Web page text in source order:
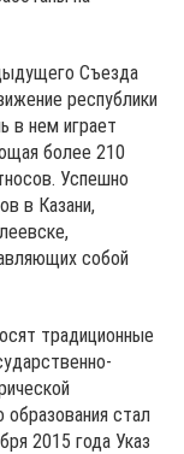
Съезда
республики
в нем играет
более 210
Успешно
в Казани,
собой
традиционные
стал
2015 года Указ